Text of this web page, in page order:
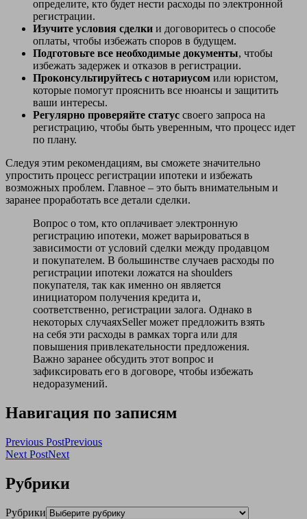
определите, кто будет нести расходы по электронной
регистрации.
Изучите условия сделки и договоритесь о способе
оплаты, чтобы избежать споров в будущем.
Подготовьте все необходимые документы, чтобы
избежать задержек и отказов в регистрации.
Проконсультируйтесь с нотариусом или юристом,
которые помогут прояснить все нюансы и защитить
ваши интересы.
Регулярно проверяйте статус своего запроса на
регистрацию, чтобы быть уверенным, что процесс идет
по плану.
Следуя этим рекомендациям, вы сможете значительно
упростить процесс регистрации ипотеки и избежать
возможных проблем. Главное – это быть внимательным и
заранее проработать все детали сделки.
Вопрос о том, кто оплачивает электронную
регистрацию ипотеки, может варьироваться в
зависимости от условий сделки между продавцом
и покупателем. В большинстве случаев расходы по
регистрации ипотеки ложатся на shoulders
покупателя, так как именно он является
инициатором получения кредита и,
соответственно, регистрации залога. Однако в
некоторых случаяхSeller может предложить взять
на себя эти расходы в рамках торга или для
повышения привлекательности предложения.
Важно заранее обсудить этот вопрос и
зафиксировать его в договоре, чтобы избежать
недоразумений.
Навигация по записям
Previous PostPrevious
Next PostNext
Рубрики
Рубрики